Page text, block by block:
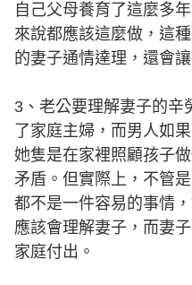
自己父母養育了這麼多
來說都應該這麼做，這
的妻子通情達理，還會
3、老公要理解妻子的辛
了家庭主婦，而男人如
她隻是在家裡照顧孩子
矛盾。但實際上，不管
都不是一件容易的事情
應該會理解妻子，而妻
家庭付出。